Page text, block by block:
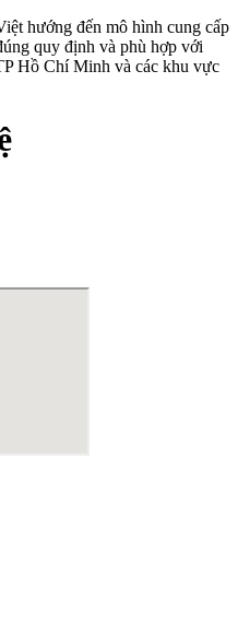
hướng đến mô hình cung cấp
quy định và phù hợp với
Hồ Chí Minh và các khu vực